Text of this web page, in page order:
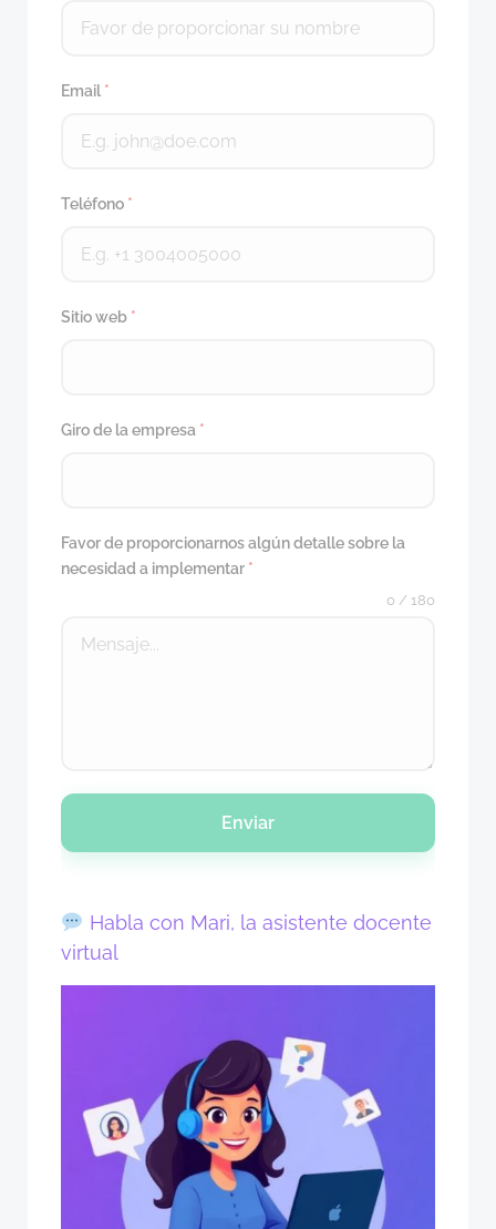
Email *
Teléfono *
Sitio web *
Giro de la empresa *
Favor de proporcionarnos algún detalle sobre la
necesidad a implementar *
0 / 180
Enviar
Habla con Mari, la asistente docente
virtual